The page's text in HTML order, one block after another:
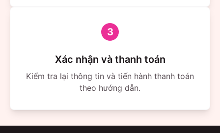
3
Xác nhận và thanh toán
Kiểm tra lại thông tin và tiến hành thanh toán
theo hướng dẫn.